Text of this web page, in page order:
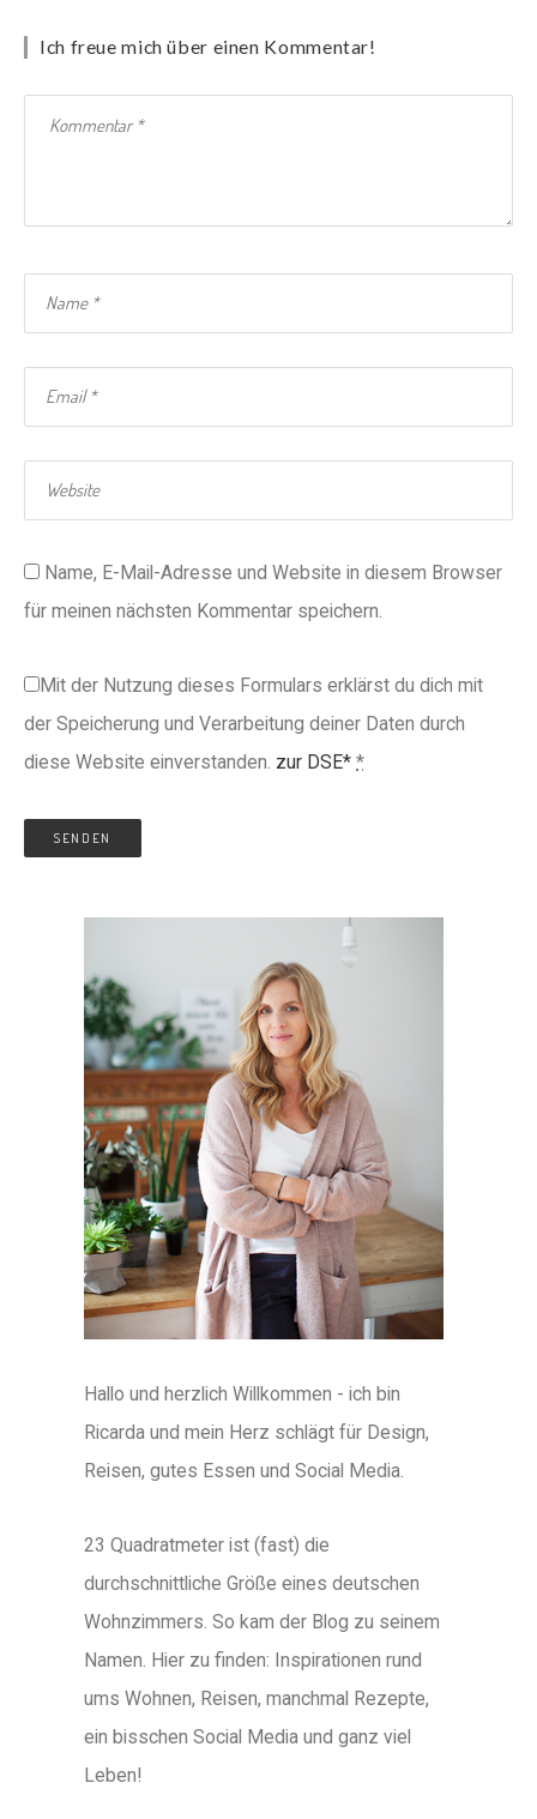
Ich freue mich über einen Kommentar!
Name, E-Mail-Adresse und Website in diesem Browser
für meinen nächsten Kommentar speichern.
Mit der Nutzung dieses Formulars erklärst du dich mit
der Speicherung und Verarbeitung deiner Daten durch
diese Website einverstanden. zur DSE* *
Hallo und herzlich Willkommen - ich bin
Ricarda und mein Herz schlägt für Design,
Reisen, gutes Essen und Social Media.
23 Quadratmeter ist (fast) die
durchschnittliche Größe eines deutschen
Wohnzimmers. So kam der Blog zu seinem
Namen. Hier zu finden: Inspirationen rund
ums Wohnen, Reisen, manchmal Rezepte,
ein bisschen Social Media und ganz viel
Leben!